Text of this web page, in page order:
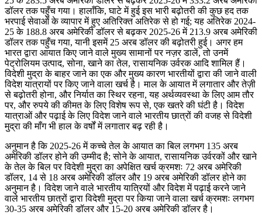
डॉलर तक पहुँच गया। हालाँकि, घाटे में हुई इस भारी बढ़ोतरी की कुछ हद तक
भरपाई सेवाओं के व्यापार में हुए अतिरिक्त अतिरेक से हो गई; यह अतिरेक 2024-
25 के 188.8 अरब अमेरिकी डॉलर से बढ़कर 2025-26 में 213.9 अरब अमेरिकी
डॉलर तक पहुँच गया, यानी इसमें 25 अरब डॉलर की बढ़ोतरी हुई। अगर हम
भारत द्वारा आयात किए जाने वाले मुख्य सामानों पर नज़र डालें, तो उनमें
पेट्रोलियम उत्पाद, सोना, खाने का तेल, रासायनिक उर्वरक आदि शामिल हैं।
विदेशी मुद्रा के बाहर जाने का एक और मुख्य कारण भारतीयों द्वारा की जाने वाली
विदेश यात्रायों पर किए जाने वाला खर्च है। माल के आयात में लगातार और तेज़ी
से बढ़ोतरी होना, और निर्यात का स्थिर रहना, यह अर्थव्यवस्था के लिए आम तौर
पर, और रुपये की कीमत के लिए विशेष रूप से, एक खतरे की घंटी है। विदेश
यात्राओं और पढ़ाई के लिए विदेश जाने वाले भारतीय छात्रों की वजह से विदेशी
मुद्रा की माँग भी हाल के वर्षों में लगातार बढ़ रही है।
अनुमान है कि 2025-26 में कच्चे तेल के आयात का बिल लगभग 135 अरब
अमेरिकी डॉलर होने की उम्मीद है; सोने के आयात, रासायनिक उर्वरकों और खाने
के तेल के बिल पर विदेशी मुद्रा का अपेक्षित खर्च क्रमशः 72 अरब अमेरिकी
डॉलर, 14 से 18 अरब अमेरिकी डॉलर और 19 अरब अमेरिकी डॉलर होने का
अनुमान है। विदेश जाने वाले भारतीय यात्रियों और विदेश में पढ़ाई करने जाने
वाले भारतीय छात्रों द्वारा विदेशी मुद्रा पर किया जाने वाला खर्च क्रमशः लगभग
30-35 अरब अमेरिकी डॉलर और 15-20 अरब अमेरिकी डॉलर है।